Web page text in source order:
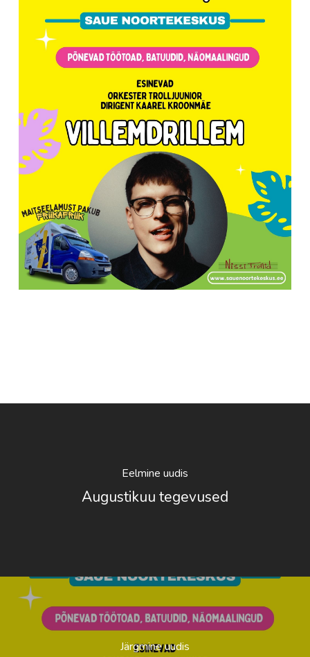
Eelmine uudis
Augustikuu tegevused
Järgmine uudis